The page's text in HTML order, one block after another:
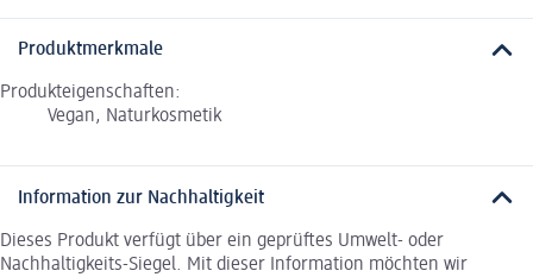
Produktmerkmale
Produkteigenschaften:
Vegan, Naturkosmetik
Information zur Nachhaltigkeit
Dieses Produkt verfügt über ein geprüftes Umwelt- oder
Nachhaltigkeits-Siegel. Mit dieser Information möchten wir